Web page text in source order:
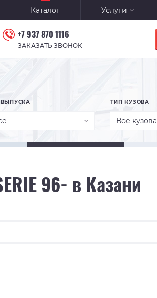
Каталог Услуги
+7 937 870 1116
ЗАКАЗАТЬ ЗВОНОК
ВЫПУСКА ТИП КУЗОВА
Все кузова
96- в Казани